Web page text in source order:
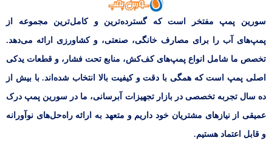
سورین پمپ مفتخر است که گسترده‌ترین و کامل‌ترین مجموعه از
پمپ‌های آب را برای مصارف خانگی، صنعتی، و کشاورزی ارائه می‌دهد.
تخصص ما شامل انواع پمپ‌های کف‌کش، منابع تحت فشار، و قطعات یدکی
اصلی پمپ است که همگی با دقت و کیفیت بالا انتخاب شده‌اند. با بیش از
ده سال تجربه تخصصی در بازار تجهیزات آبرسانی، ما در سورین پمپ درک
عمیقی از نیازهای مشتریان خود داریم و متعهد به ارائه راه‌حل‌های نوآورانه
و قابل اعتماد هستیم.